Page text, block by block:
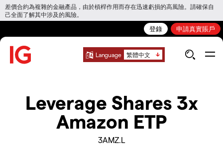
差價合約為複雜的金融產品，由於槓桿作用而存在迅速虧損的高風險。請確保自
己全面了解其中涉及的風險。
登錄 申請真實賬戶
Language 繁體中文
Leverage Shares 3x
Amazon ETP
3AMZ.L